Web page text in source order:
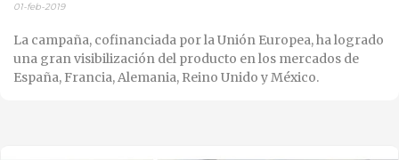
01-feb-2019
La campaña, cofinanciada por la Unión Europea, ha logrado
una gran visibilización del producto en los mercados de
España, Francia, Alemania, Reino Unido y México.